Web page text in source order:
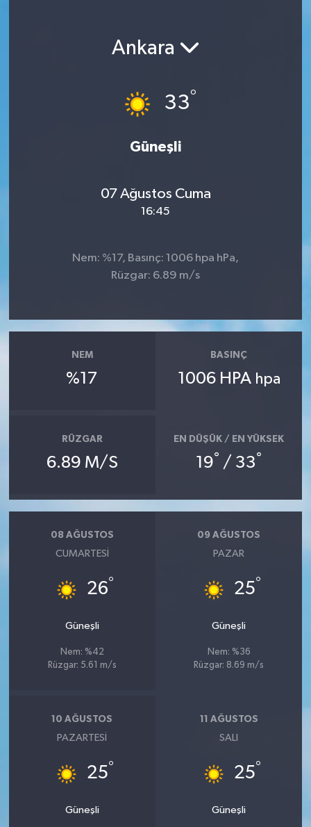
Ankara
33°
Güneşli
07 Ağustos Cuma
16:45
Nem: %17, Basınç: 1006 hpa hPa,
Rüzgar: 6.89 m/s
NEM
%17
BASINÇ
1006 HPA hpa
RÜZGAR
6.89 M/S
EN DÜŞÜK / EN YÜKSEK
19° / 33°
08 AĞUSTOS
CUMARTESI
26°
Güneşli
Nem: %42
Rüzgar: 5.61 m/s
09 AĞUSTOS
PAZAR
25°
Güneşli
Nem: %36
Rüzgar: 8.69 m/s
10 AĞUSTOS
PAZARTESI
25°
Güneşli
11 AĞUSTOS
SALI
25°
Güneşli